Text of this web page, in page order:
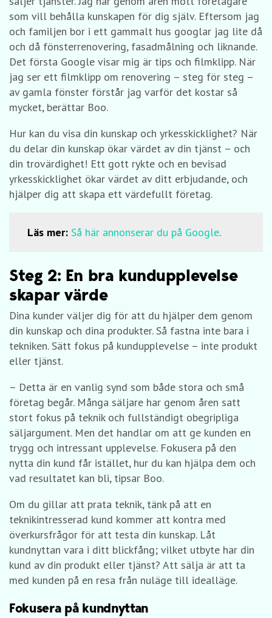
som vill behålla kunskapen för dig själv. Eftersom jag
och familjen bor i ett gammalt hus googlar jag lite då
och då fönsterrenovering, fasadmålning och liknande.
Det första Google visar mig är tips och filmklipp. När
jag ser ett filmklipp om renovering – steg för steg –
av gamla fönster förstår jag varför det kostar så
mycket, berättar Boo.
Hur kan du visa din kunskap och yrkesskicklighet? När
du delar din kunskap ökar värdet av din tjänst – och
din trovärdighet! Ett gott rykte och en bevisad
yrkesskicklighet ökar värdet av ditt erbjudande, och
hjälper dig att skapa ett värdefullt företag.
Läs mer: Så här annonserar du på Google.
Steg 2: En bra kundupplevelse
skapar värde
Dina kunder väljer dig för att du hjälper dem genom
din kunskap och dina produkter. Så fastna inte bara i
tekniken. Sätt fokus på kundupplevelse – inte produkt
eller tjänst.
– Detta är en vanlig synd som både stora och små
företag begår. Många säljare har genom åren satt
stort fokus på teknik och fullständigt obegripliga
säljargument. Men det handlar om att ge kunden en
trygg och intressant upplevelse. Fokusera på den
nytta din kund får istället, hur du kan hjälpa dem och
vad resultatet kan bli, tipsar Boo.
Om du gillar att prata teknik, tänk på att en
teknikintresserad kund kommer att kontra med
överkursfrågor för att testa din kunskap. Låt
kundnyttan vara i ditt blickfång; vilket utbyte har din
kund av din produkt eller tjänst? Att sälja är att ta
med kunden på en resa från nuläge till idealläge.
Fokusera på kundnyttan